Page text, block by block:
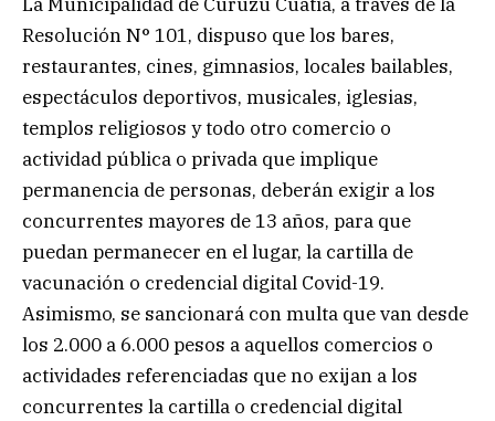
Resolución N° 101, dispuso que los bares,
restaurantes, cines, gimnasios, locales bailables,
espectáculos deportivos, musicales, iglesias,
templos religiosos y todo otro comercio o
actividad pública o privada que implique
permanencia de personas, deberán exigir a los
concurrentes mayores de 13 años, para que
puedan permanecer en el lugar, la cartilla de
vacunación o credencial digital Covid-19.
Asimismo, se sancionará con multa que van desde
los 2.000 a 6.000 pesos a aquellos comercios o
actividades referenciadas que no exijan a los
concurrentes la cartilla o credencial digital